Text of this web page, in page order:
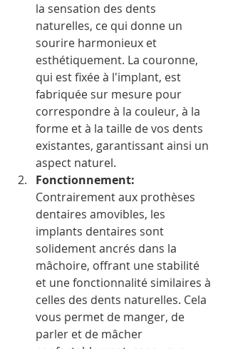
la sensation des dents
naturelles, ce qui donne un
sourire harmonieux et
esthétiquement. La couronne,
qui est fixée à l'implant, est
fabriquée sur mesure pour
correspondre à la couleur, à la
forme et à la taille de vos dents
existantes, garantissant ainsi un
aspect naturel.
Fonctionnement:
Contrairement aux prothèses
dentaires amovibles, les
implants dentaires sont
solidement ancrés dans la
mâchoire, offrant une stabilité
et une fonctionnalité similaires à
celles des dents naturelles. Cela
vous permet de manger, de
parler et de mâcher